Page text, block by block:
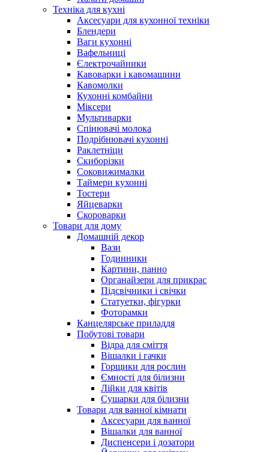
Техніка для кухні
Аксесуари для кухонної техніки
Блендери
Ваги кухонні
Вафельниці
Єлектрочайники
Кавоварки і кавомашини
Кавомолки
Кухонні комбайни
Міксери
Мультиварки
Спінювачі молока
Подрібнювачі кухонні
Раклетніци
Скиборізки
Соковижималки
Таймери кухонні
Тостери
Яйцеварки
Скороварки
Товари для дому
Домашній декор
Вази
Годинники
Картини, панно
Органайзери для прикрас
Підсвічники і свічки
Статуетки, фігурки
Фоторамки
Канцелярське приладдя
Побутові товари
Відра для сміття
Вішалки і гачки
Горщики для рослин
Ємності для білизни
Лійки для квітів
Сушарки для білизни
Товари для ванної кімнати
Аксесуари для ванної
Вішалки для ванної
Диспенсери і дозатори